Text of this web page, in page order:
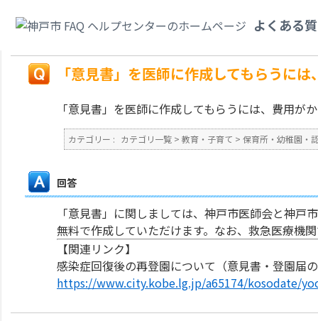
よくある
か。
「意見書」を医師に作成してもらうに
「意見書」を医師に作成してもらうには、費用が
カテゴリー : カテゴリ一覧 > 教育・子育て > 保育所・幼稚園・
回答
「意見書」に関しましては、神戸市医師会と神
無料で作成していただけます。なお、救急医療機
【関連リンク】
感染症回復後の再登園について（意見書・登園届
https://www.city.kobe.lg.jp/a65174/kosodate/